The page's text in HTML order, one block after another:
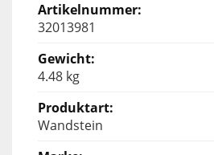
32013981
4.48 kg
Wandstein